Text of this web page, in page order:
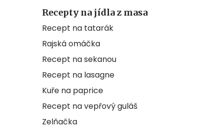
Recepty na jídla z masa
Recept na tatarák
Rajská omáčka
Recept na sekanou
Recept na lasagne
Kuře na paprice
Recept na vepřový guláš
Zelňačka